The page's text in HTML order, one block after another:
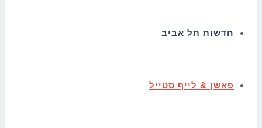
חדשות תל אביב
פאשן & לייף סטייל